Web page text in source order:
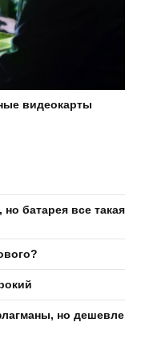
видеокарты
батарея все такая
но дешевле